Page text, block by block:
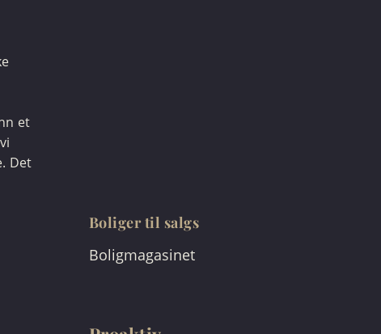
et
Det
Boliger til salgs
Boligmagasinet